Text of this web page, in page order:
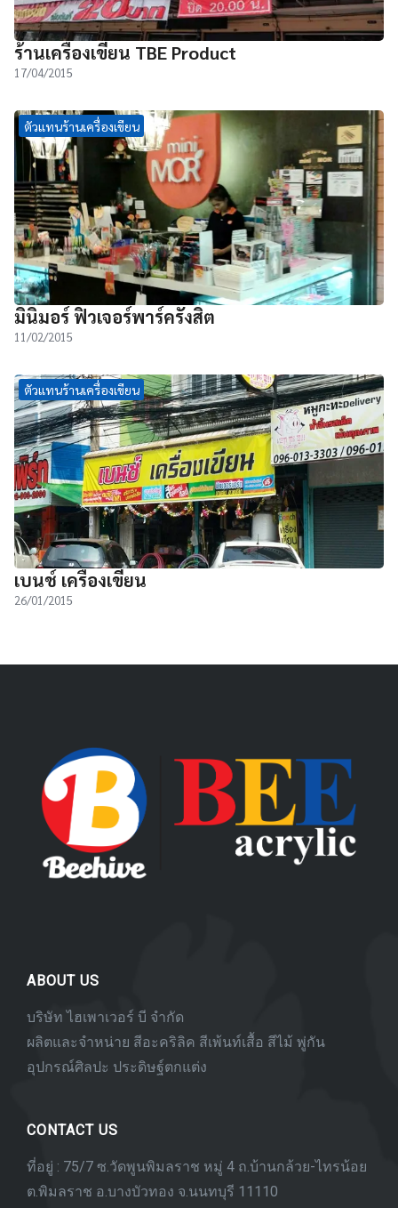
ร้านเครื่องเขียน TBE Product
17/04/2015
ตัวแทนร้านเครื่องเขียน
มินิมอร์ ฟิวเจอร์พาร์ครังสิต
11/02/2015
ตัวแทนร้านเครื่องเขียน
เบนช์ เครื่องเขียน
26/01/2015
ABOUT US
บริษัท ไฮเพาเวอร์ บี จำกัด
ผลิตและจำหน่าย สีอะคริลิค สีเพ้นท์เสื้อ สีไม้ พู่กัน
อุปกรณ์ศิลปะ ประดิษฐ์ตกแต่ง
CONTACT US
ที่อยู่ : 75/7 ซ.วัดพูนพิมลราช หมู่ 4 ถ.บ้านกล้วย-ไทรน้อย
ต.พิมลราช อ.บางบัวทอง จ.นนทบุรี 11110